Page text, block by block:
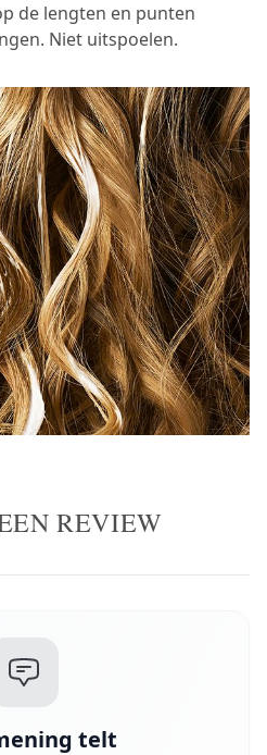
de lengten en punten
Niet uitspoelen.
REVIEW
telt